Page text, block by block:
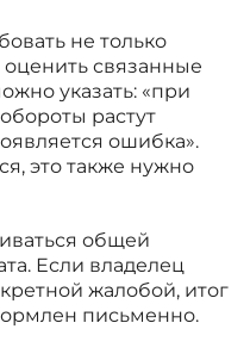
не только
оценить связанные
указать: «при
растут
ошибка».
это также нужно
общей
Если владелец
жалобой, итог
письменно.